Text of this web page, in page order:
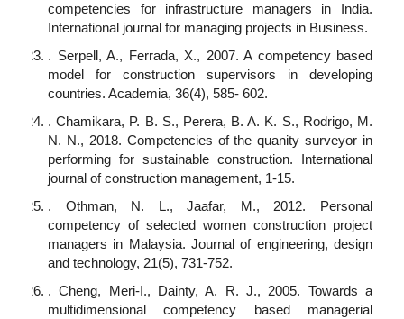
competencies for infrastructure managers in India.
International journal for managing projects in Business.
. Serpell, A., Ferrada, X., 2007. A competency based
model for construction supervisors in developing
countries. Academia, 36(4), 585- 602.
. Chamikara, P. B. S., Perera, B. A. K. S., Rodrigo, M.
N. N., 2018. Competencies of the quanity surveyor in
performing for sustainable construction. International
journal of construction management, 1-15.
. Othman, N. L., Jaafar, M., 2012. Personal
competency of selected women construction project
managers in Malaysia. Journal of engineering, design
and technology, 21(5), 731-752.
. Cheng, Meri-I., Dainty, A. R. J., 2005. Towards a
multidimensional competency based managerial